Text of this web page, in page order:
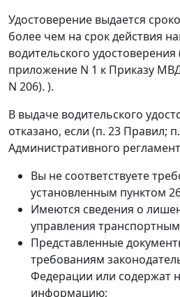
Удостоверение выдается
более чем на срок действия
водительского
приложение N 1 к Приказу
N 206). ).
В выдаче водительского
отказано, если (п. 23 Правил;
Административного
Вы не соответствуете
установленным пунктом
Имеются сведения о
управления
Представленные
требованиям
Федерации или содержат
информацию;